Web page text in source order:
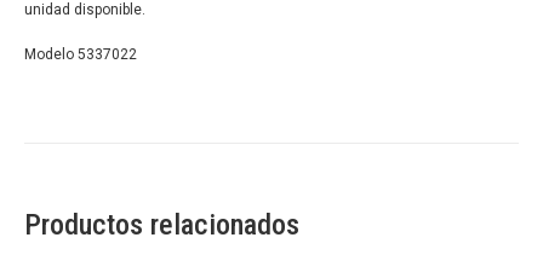
unidad disponible.
Modelo 5337022
Productos relacionados